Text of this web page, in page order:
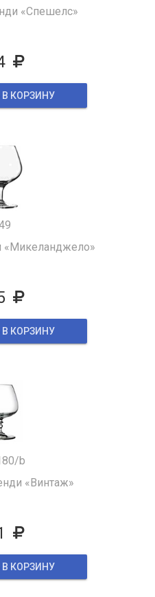
«Спешелс»
КОРЗИНУ
«Микеланджело»
КОРЗИНУ
b
«Винтаж»
КОРЗИНУ